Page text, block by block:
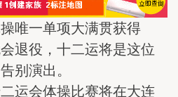
唯一单项大满贯获得
退役，十二运将是这位
别演出。
会体操比赛将在大连